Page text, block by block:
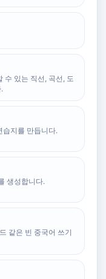
수 있는 직선, 곡선, 도
습지를 만듭니다.
생성합니다.
같은 빈 중국어 쓰기